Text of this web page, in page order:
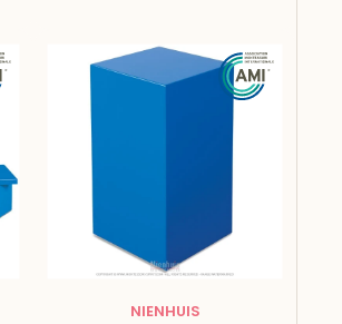
NIENHUIS